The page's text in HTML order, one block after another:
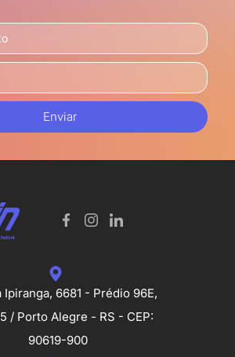
Enviar
Ipiranga, 6681 - Prédio 96E,
/ Porto Alegre - RS - CEP:
90619-900